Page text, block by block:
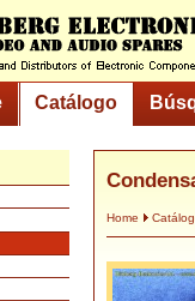
Catálogo
Home